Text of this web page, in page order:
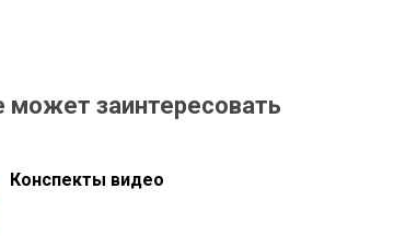
может заинтересовать
Конспекты видео